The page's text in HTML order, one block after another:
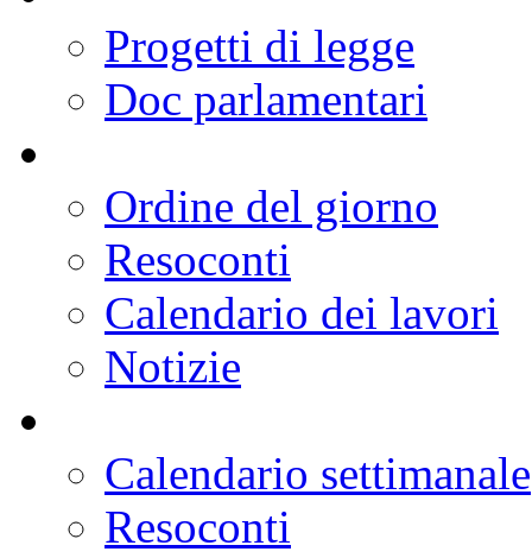
Lavori
Documenti
Comunicazione
Conoscere la Camera
Europa
Internazionale
Accesso rapido